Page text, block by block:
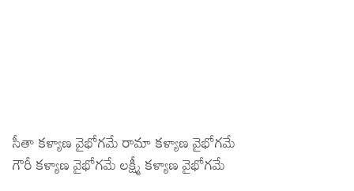
సీతా కళ్యాణ వైభోగమే రామా కళ్యాణ వైభోగమే
గౌరీ కళ్యాణ వైభోగమే లక్ష్మీ కళ్యాణ వైభోగమే